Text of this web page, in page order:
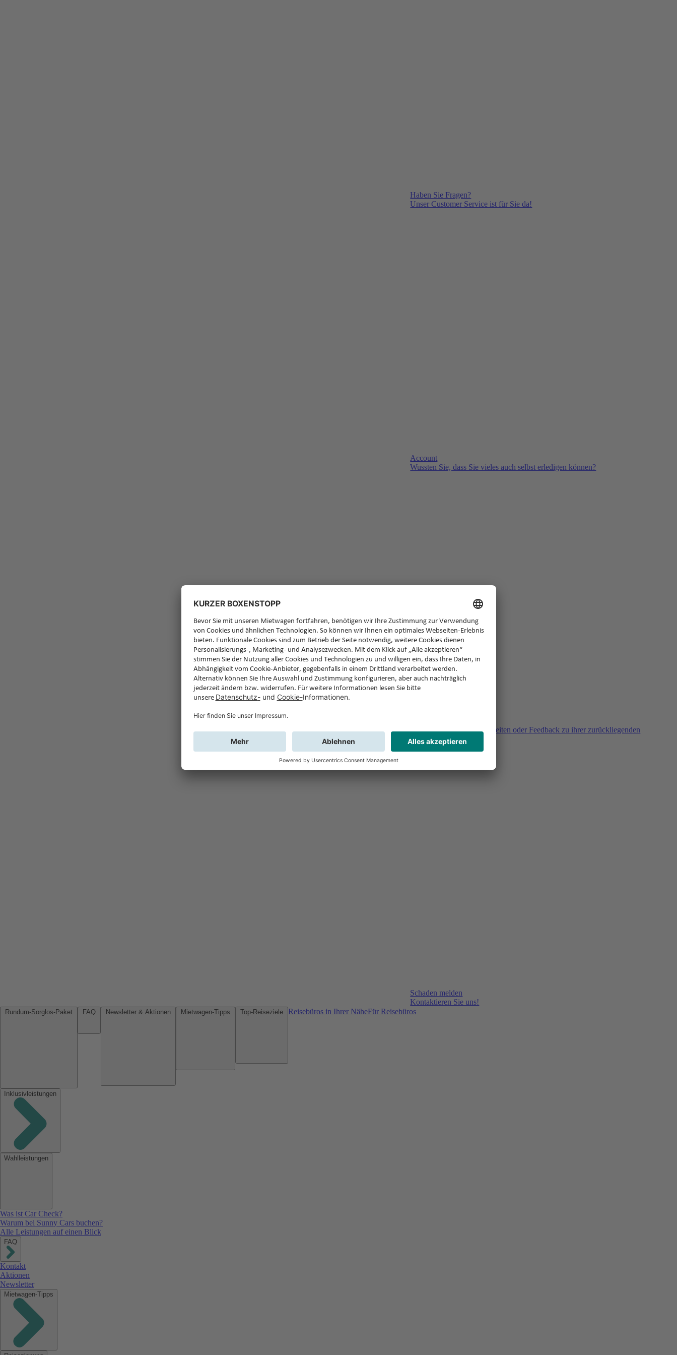
Haben Sie Fragen?
Unser Customer Service ist für Sie da!
Account
Wussten Sie, dass Sie vieles auch selbst erledigen können?
Sie haben Fragen, Unklarheiten oder Feedback zu ihrer zurückliegenden
Buchung?
Schaden melden
Kontaktieren Sie uns!
Reisebüros in Ihrer NäheFür Reisebüros
Inklusivleistungen
Wahlleistungen
Was ist Car Check?
Warum bei Sunny Cars buchen?
Alle Leistungen auf einen Blick
FAQ
Kontakt
Aktionen
Newsletter
Mietwagen-Tipps